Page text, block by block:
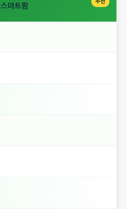
스마트팜